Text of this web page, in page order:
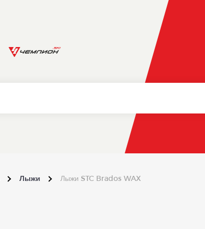
Лыжи Лыжи STC Brados WAX